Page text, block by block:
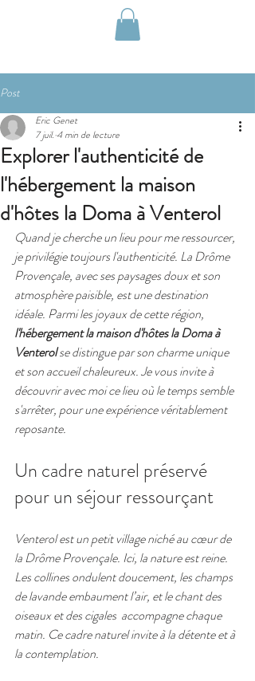
Post
Explorer l'authenticité de
l'hébergement la maison
d'hôtes la Doma à Venterol
Eric Genet
7 juil. 4 min de lecture
Quand je cherche un lieu pour me ressourcer,
je privilégie toujours l'authenticité. La Drôme
Provençale, avec ses paysages doux et son
atmosphère paisible, est une destination
idéale. Parmi les joyaux de cette région,
l'hébergement la maison d'hôtes la Doma à
Venterol se distingue par son charme unique
et son accueil chaleureux. Je vous invite à
découvrir avec moi ce lieu où le temps semble
s'arrêter, pour une expérience véritablement
reposante.
Un cadre naturel préservé
pour un séjour ressourçant
Venterol est un petit village niché au cœur de
la Drôme Provençale. Ici, la nature est reine.
Les collines ondulent doucement, les champs
de lavande embaument l’air, et le chant des
oiseaux et des cigales  accompagne chaque
matin. Ce cadre naturel invite à la détente et à
la contemplation.